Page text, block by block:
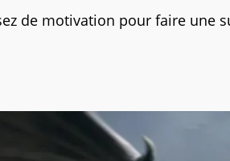
de motivation pour faire une